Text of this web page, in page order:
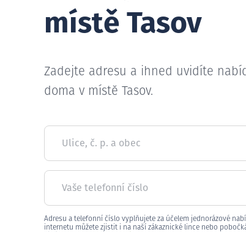
místě Tasov
Zadejte adresu a ihned uvidíte
doma v místě Tasov.
Ulice, č. p. a obec
Vaše telefonní číslo
Adresu a telefonní číslo vyplňujete za účelem jednorázové
internetu můžete zjistit i na naší zákaznické lince nebo